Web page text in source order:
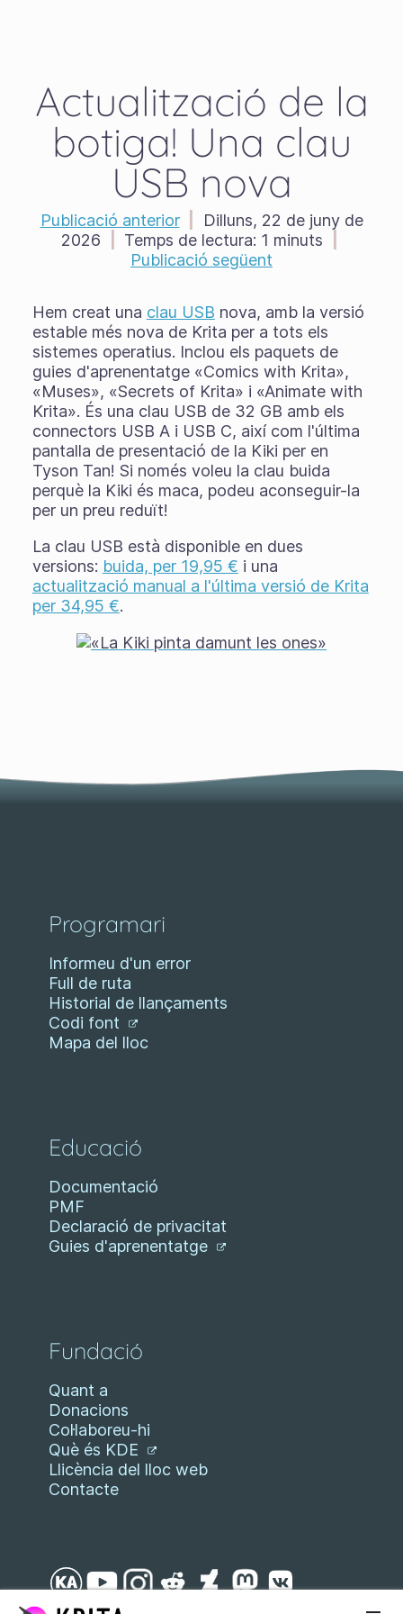
Actualització de la
botiga! Una clau
USB nova
Publicació anterior
Dilluns, 22 de juny de
2026
Temps de lectura: 1 minuts
Publicació següent
Hem creat una clau USB nova, amb la versió
estable més nova de Krita per a tots els
sistemes operatius. Inclou els paquets de
guies d'aprenentatge «Comics with Krita»,
«Muses», «Secrets of Krita» i «Animate with
Krita». És una clau USB de 32 GB amb els
connectors USB A i USB C, així com l'última
pantalla de presentació de la Kiki per en
Tyson Tan! Si només voleu la clau buida
perquè la Kiki és maca, podeu aconseguir-la
per un preu reduït!
La clau USB està disponible en dues
versions: buida, per 19,95 € i una
actualització manual a l'última versió de Krita
per 34,95 €.
Programari
Informeu d'un error
Full de ruta
Historial de llançaments
Codi font
Mapa del lloc
Educació
Documentació
PMF
Declaració de privacitat
Guies d'aprenentatge
Fundació
Quant a
Donacions
Col·laboreu-hi
Què és KDE
Llicència del lloc web
Contacte